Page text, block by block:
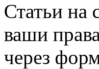
Статьи на
ваши
через